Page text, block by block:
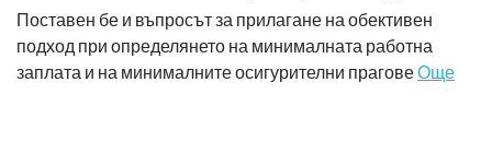
Поставен бе и въпросът за прилагане на обективен
подход при определянето на минималната работна
заплата и на минималните осигурителни праговеОще